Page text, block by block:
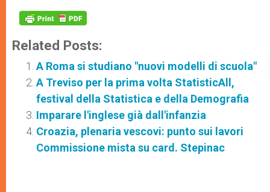
Related Posts:
A Roma si studiano "nuovi modelli di scuola"
A Treviso per la prima volta StatisticAll,
festival della Statistica e della Demografia
Imparare l'inglese già dall'infanzia
Croazia, plenaria vescovi: punto sui lavori
Commissione mista su card. Stepinac